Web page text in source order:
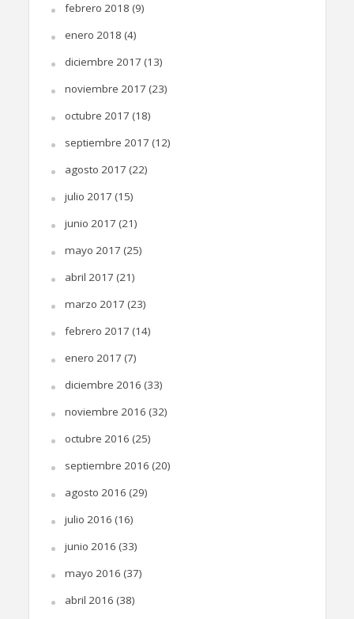
febrero 2018 (9)
enero 2018 (4)
diciembre 2017 (13)
noviembre 2017 (23)
octubre 2017 (18)
septiembre 2017 (12)
agosto 2017 (22)
julio 2017 (15)
junio 2017 (21)
mayo 2017 (25)
abril 2017 (21)
marzo 2017 (23)
febrero 2017 (14)
enero 2017 (7)
diciembre 2016 (33)
noviembre 2016 (32)
octubre 2016 (25)
septiembre 2016 (20)
agosto 2016 (29)
julio 2016 (16)
junio 2016 (33)
mayo 2016 (37)
abril 2016 (38)